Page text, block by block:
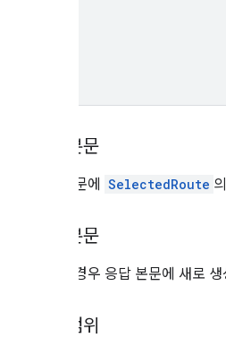
요청 본문
요청 본문에 SelectedRoute
응답 본문
성공한 경우 응답 본문에 새로 생
승인 범위